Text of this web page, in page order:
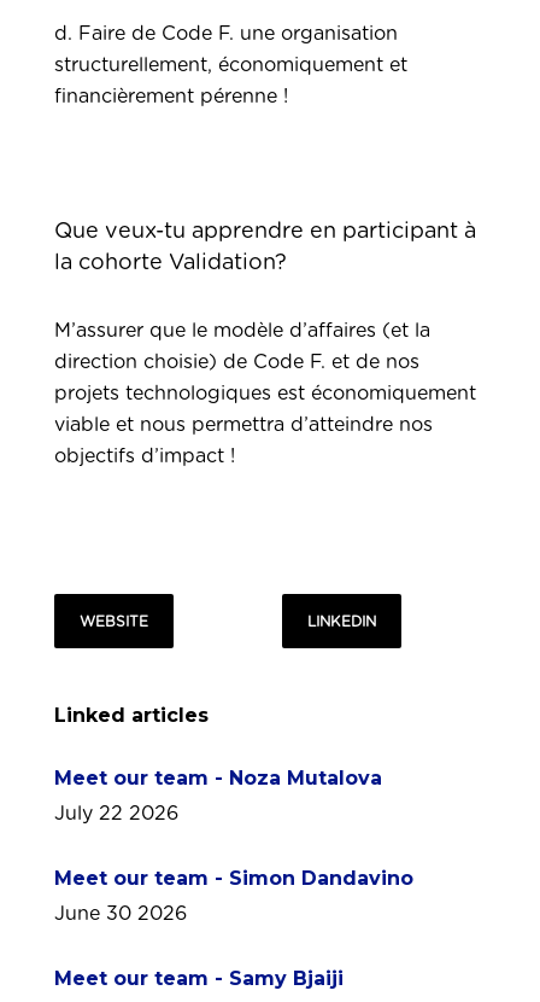
d. Faire de Code F. une organisation
structurellement, économiquement et
financièrement pérenne !
Que veux-tu apprendre en participant à
la cohorte Validation?
M’assurer que le modèle d’affaires (et la
direction choisie) de Code F. et de nos
projets technologiques est économiquement
viable et nous permettra d’atteindre nos
objectifs d’impact !
WEBSITE LINKEDIN
Linked articles
Meet our team - Noza Mutalova
July 22 2026
Meet our team - Simon Dandavino
June 30 2026
Meet our team - Samy Bjaiji